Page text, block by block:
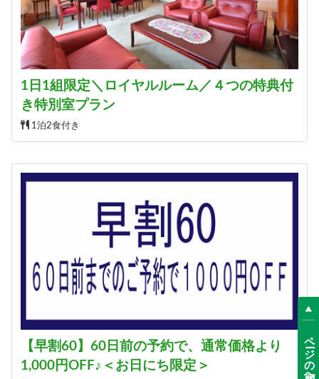
1日1組限定＼ロイヤルルーム／４つの特典付
き特別室プラン
1泊2食付き
【早割60】60日前の予約で、通常価格より
1,000円OFF♪＜お日にち限定＞
ページの先頭へ